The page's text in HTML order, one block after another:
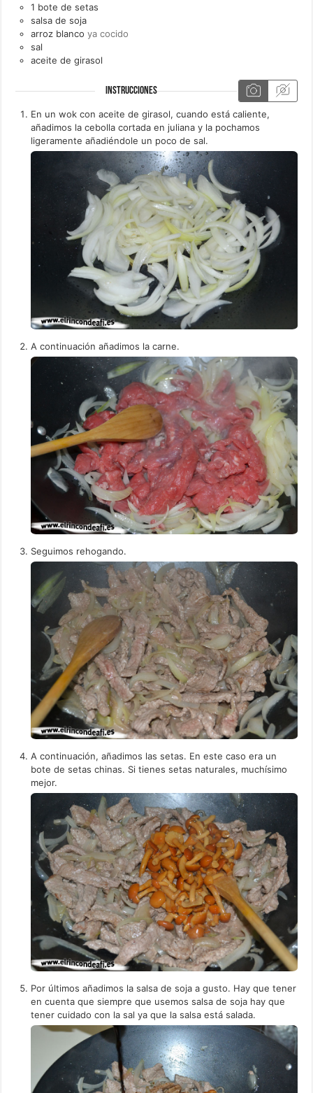
1 bote de setas
salsa de soja
arroz blanco ya cocido
sal
aceite de girasol
INSTRUCCIONES
En un wok con aceite de girasol, cuando está caliente,
añadimos la cebolla cortada en juliana y la pochamos
ligeramente añadiéndole un poco de sal.
A continuación añadimos la carne.
Seguimos rehogando.
A continuación, añadimos las setas. En este caso era un
bote de setas chinas. Si tienes setas naturales, muchísimo
mejor.
Por últimos añadimos la salsa de soja a gusto. Hay que tener
en cuenta que siempre que usemos salsa de soja hay que
tener cuidado con la sal ya que la salsa está salada.